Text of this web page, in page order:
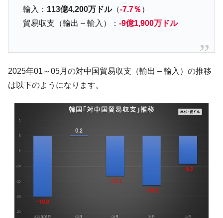
輸入： 113億4,200万ドル（-7.7％ ）
貿易収支（輸出 – 輸入）： -9億1,900万ドル
2025年01～05月の対中国貿易収支（輸出 – 輸入）の推移
は以下のようになります。